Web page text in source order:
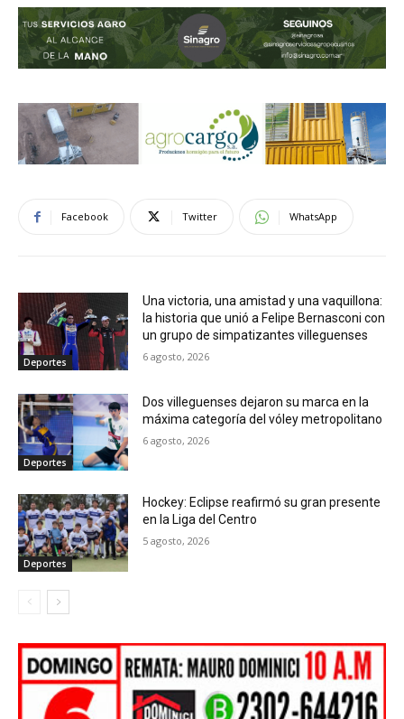
Facebook Twitter WhatsApp
Deportes
Una victoria, una amistad y una vaquillona:
la historia que unió a Felipe Bernasconi con
un grupo de simpatizantes villeguenses
6 agosto, 2026
Deportes
Dos villeguenses dejaron su marca en la
máxima categoría del vóley metropolitano
6 agosto, 2026
Deportes
Hockey: Eclipse reafirmó su gran presente
en la Liga del Centro
5 agosto, 2026